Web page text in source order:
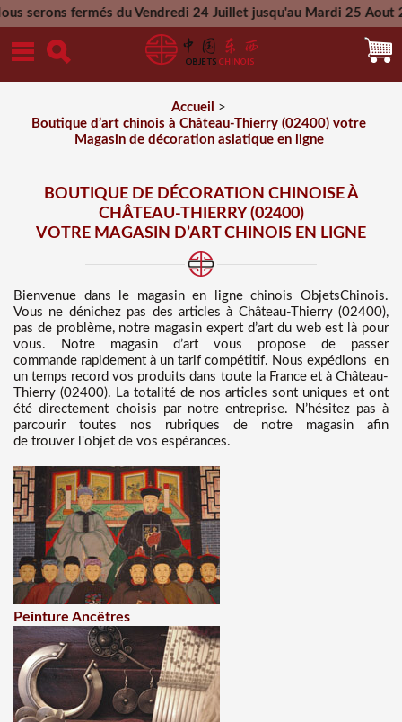
fermés du Vendredi 24 Juillet jusqu'au Mardi 25 Aout 2026 -
Mercredi 26 Aout 2026
Accueil
>
Boutique d’art chinois à Château-Thierry (02400) votre
Magasin de décoration asiatique en ligne
BOUTIQUE DE DÉCORATION CHINOISE À
CHÂTEAU-THIERRY (02400)
VOTRE MAGASIN D’ART CHINOIS EN LIGNE
Bienvenue dans le magasin en ligne chinoisObjetsChinois.
Vous ne dénichez pas des articles à Château-Thierry (02400),
pas de problème, notre magasin expert d’art du web est là pour
vous. Notre magasin d’art vous propose de passer
commande rapidement à un tarif compétitif. Nous expédions en
un temps record vos produits dans toute la France et à Château-
Thierry (02400). La totalité de nos articles sont uniques et ont
été directement choisis par notre entreprise. N’hésitez pas à
parcourir toutes nos rubriques de notre magasin afin
de trouver l'objet de vos espérances.
Peinture Ancêtres